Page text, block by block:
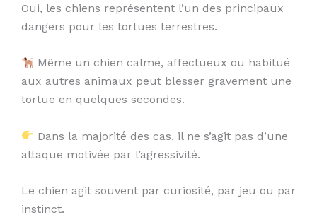
Oui, les chiens représentent l’un des principaux
dangers pour les tortues terrestres.
Même un chien calme, affectueux ou habitué
aux autres animaux peut blesser gravement une
tortue en quelques secondes.
Dans la majorité des cas, il ne s’agit pas d’une
attaque motivée par l’agressivité.
Le chien agit souvent par curiosité, par jeu ou par
instinct.